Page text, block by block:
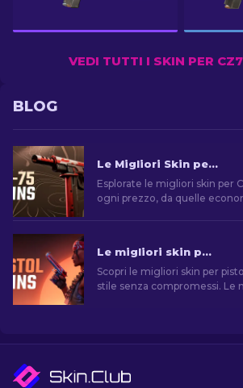
VEDI TUTTI I SKIN PER
BLOG
Le Migliori Skin per CZ-75 di CS2: Economiche alle più Care
Esplorate le migliori skin per
ogni prezzo, da quelle
Le migliori skin per pistola in CS2 [2026]
Scopri le migliori skin per
stile senza compromessi. Le